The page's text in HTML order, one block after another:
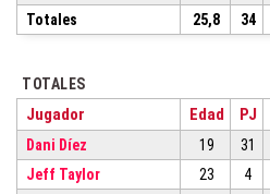
Totales
25,8 34
TOTALES
Jugador Edad PJ
Dani Díez 19 31
Jeff Taylor
23 4